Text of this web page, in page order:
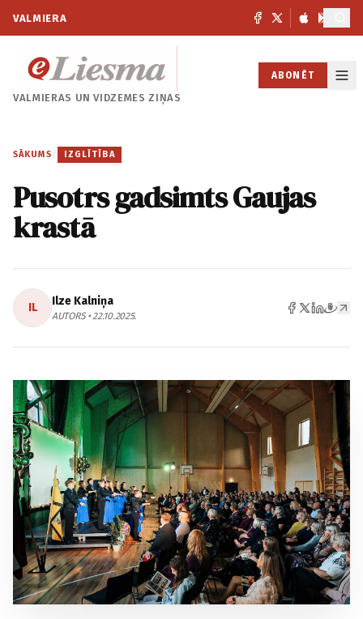
VALMIERA
VALMIERAS UNVIDZEMES ZIŅAS
ABONĒT
SĀKUMS / IZGLĪTĪBA
Pusotrs gadsimts Gaujas
krastā
IL Ilze Kalniņa
AUTORS • 22.10.2025.